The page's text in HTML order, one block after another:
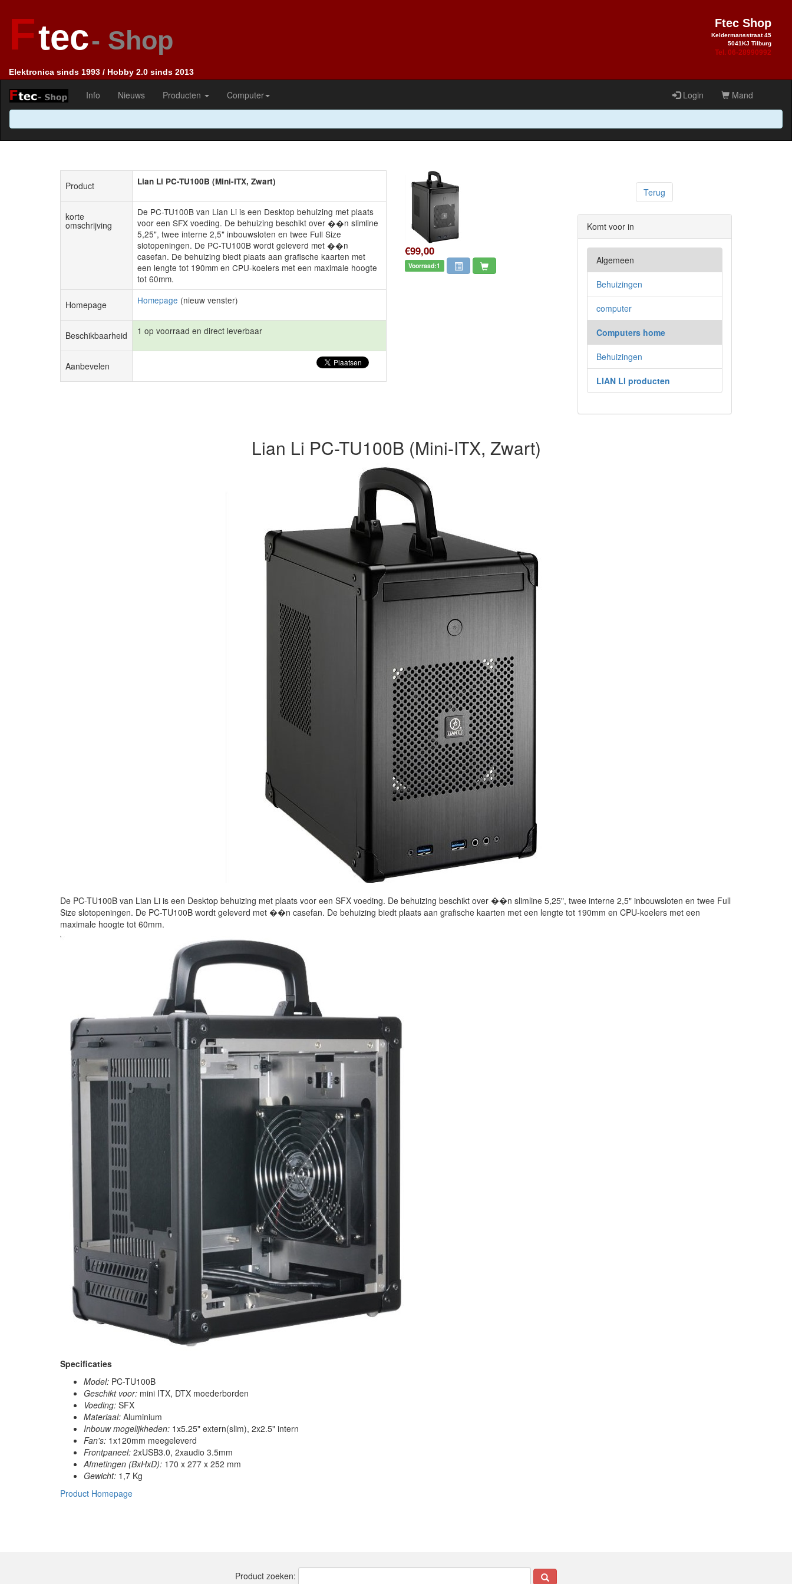
Ftec- Shop
Elektronica sinds 1993 / Hobby 2.0 sinds 2013
Ftec Shop
Keldermansstraat 45
5041KJ Tilburg
Tel. 06-28990992
Info Nieuws Producten Computer Login Mand
Product Lian Li PC-TU100B (Mini-ITX, Zwart)
korte
omschrijving
De PC-TU100B van Lian Li is een Desktop behuizing met plaats
voor een SFX voeding. De behuizing beschikt over ��n slimline
5,25", twee interne 2,5" inbouwsloten en twee Full Size
slotopeningen. De PC-TU100B wordt geleverd met ��n
casefan. De behuizing biedt plaats aan grafische kaarten met
een lengte tot 190mm en CPU-koelers met een maximale hoogte
tot 60mm.
Homepage Homepage (nieuw venster)
Beschikbaarheid 1 op voorraad en direct leverbaar
Aanbevelen
€99,00
Voorraad:1
Terug
Komt voor in
Algemeen
Behuizingen
computer
Computers home
Behuizingen
LIAN LI producten
Lian Li PC-TU100B (Mini-ITX, Zwart)
De PC-TU100B van Lian Li is een Desktop behuizing met plaats voor een SFX voeding. De behuizing beschikt over ��n slimline 5,25", twee interne 2,5" inbouwsloten en twee Full
Size slotopeningen. De PC-TU100B wordt geleverd met ��n casefan. De behuizing biedt plaats aan grafische kaarten met een lengte tot 190mm en CPU-koelers met een
maximale hoogte tot 60mm.
Specificaties
Model: PC-TU100B
Geschikt voor: mini ITX, DTX moederborden
Voeding: SFX
Materiaal: Aluminium
Inbouw mogelijkheden: 1x5.25" extern(slim), 2x2.5" intern
Fan's: 1x120mm meegeleverd
Frontpaneel: 2xUSB3.0, 2xaudio 3.5mm
Afmetingen (BxHxD): 170 x 277 x 252 mm
Gewicht: 1,7 Kg
Product Homepage
Product zoeken: